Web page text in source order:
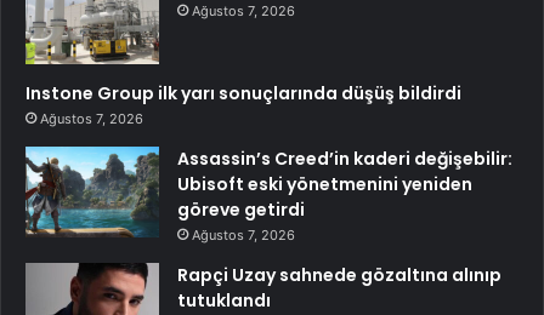
Ağustos 7, 2026
Instone Group ilk yarı sonuçlarında düşüş bildirdi
Ağustos 7, 2026
Assassin’s Creed’in kaderi değişebilir:
Ubisoft eski yönetmenini yeniden
göreve getirdi
Ağustos 7, 2026
Rapçi Uzay sahnede gözaltına alınıp
tutuklandı